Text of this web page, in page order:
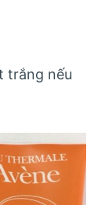
trắng nếu